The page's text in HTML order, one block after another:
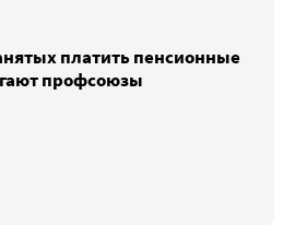
платить пенсионные
профсоюзы